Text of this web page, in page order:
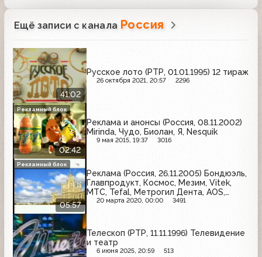
Ещё записи с канала Россия
41:02
Русское лото (РТР, 01.01.1995) 12 тираж
26 октября 2021, 20:57 2296
02:42
Реклама и анонсы (Россия, 08.11.2002)
Mirinda, Чудо, Биолан, Я, Nesquik
9 мая 2015, 19:37 3016
Рекламный блок
05:57
Реклама (Россия, 26.11.2005) Бондюэль,
Главпродукт, Космос, Мезим, Vitek,
МТС, Tefal, Метрогил Дента, AOS,
Пенталгин-Н, Аншлаг, Активиа, Big Bon,
20 марта 2020, 00:00 3491
Рекламный блок
Телескоп (РТР, 11.11.1996) Телевидение
и театр
6 июня 2025, 20:59 513